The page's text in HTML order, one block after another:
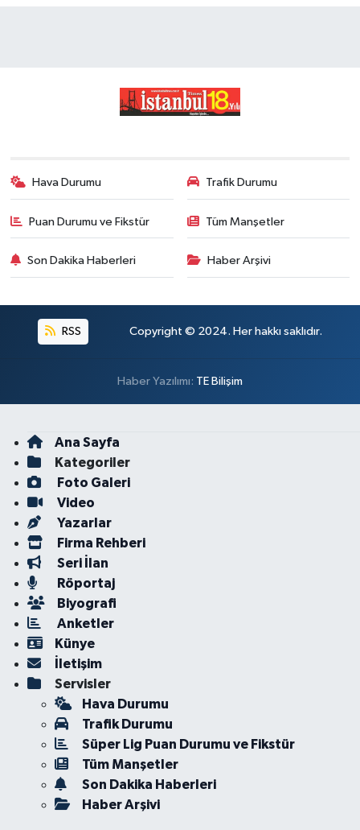
Hava Durumu Trafik Durumu
Puan Durumu ve Fikstür Tüm Manşetler
Son Dakika Haberleri Haber Arşivi
RSS Copyright © 2024. Her hakkı saklıdır.
Haber Yazılımı: TE Bilişim
Ana Sayfa
Kategoriler
Foto Galeri
Video
Yazarlar
Firma Rehberi
Seri İlan
Röportaj
Biyografi
Anketler
Künye
İletişim
Servisler
Hava Durumu
Trafik Durumu
Süper Lig Puan Durumu ve Fikstür
Tüm Manşetler
Son Dakika Haberleri
Haber Arşivi